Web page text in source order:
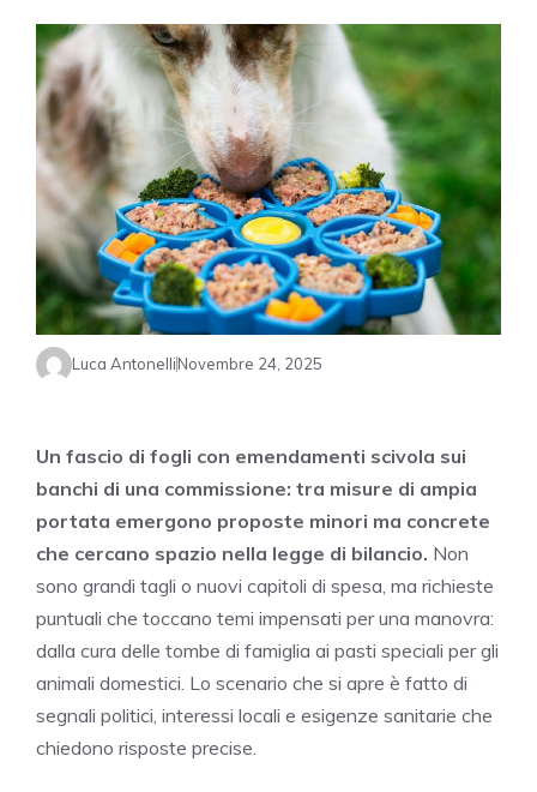
Luca AntonelliNovembre 24, 2025
Un fascio di fogli con emendamenti scivola sui
banchi di una commissione: tra misure di ampia
portata emergono proposte minori ma concrete
che cercano spazio nella legge di bilancio. Non
sono grandi tagli o nuovi capitoli di spesa, ma richieste
puntuali che toccano temi impensati per una manovra:
dalla cura delle tombe di famiglia ai pasti speciali per gli
animali domestici. Lo scenario che si apre è fatto di
segnali politici, interessi locali e esigenze sanitarie che
chiedono risposte precise.